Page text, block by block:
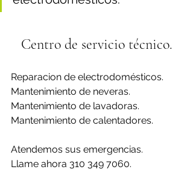
Centro de servicio técnico.
Reparacion de electrodomésticos.
Mantenimiento de neveras.
Mantenimiento de lavadoras.
Mantenimiento de calentadores.
Atendemos sus emergencias.
Llame ahora 310 349 7060.